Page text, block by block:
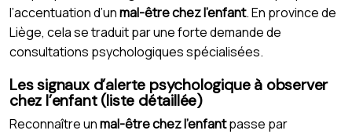
l’accentuation d’unmal-être chez l’enfant. En province de
Liège, cela se traduit par une forte demande de
consultations psychologiques spécialisées.
Les signaux d’alerte psychologique à observer
chez l’enfant (liste détaillée)
Reconnaître unmal-être chez l’enfantpasse par